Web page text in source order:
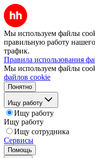
Мы используем файлы
правильную работу
трафик.
Правила использования
Мы используем файлы
файлов cookie
Понятно
Ищу работу
Ищу работу
Ищу работу
Ищу сотрудника
Сервисы
Помощь